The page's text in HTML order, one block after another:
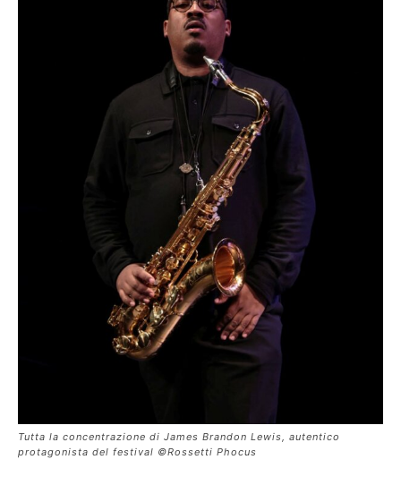
Tutta la concentrazione di James Brandon Lewis, autentico
protagonista del festival ©Rossetti Phocus